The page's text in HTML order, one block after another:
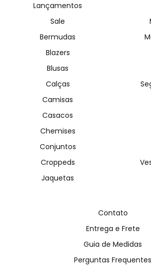
Lançamentos
Sale
Bermudas
Blazers
Blusas
Calças
Camisas
Casacos
Chemises
Conjuntos
Croppeds
Jaquetas
Contato
Entrega e Frete
Guia de Medidas
Perguntas Frequentes